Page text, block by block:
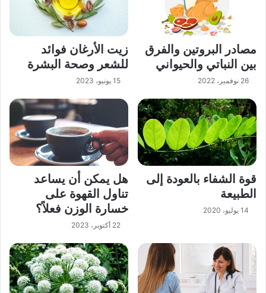
مصادر البروتين والفرق
بين النباتي والحيواني
26 نوفمبر، 2022
زيت الأرغان فوائد
للشعر وصحة البشرة
15 يونيو، 2023
قوة الشفاء بالعودة إلى
الطبيعة
14 يوليو، 2020
هل يمكن أن يساعد
تناول القهوة على
خسارة الوزن فعلاً؟
22 أكتوبر، 2023